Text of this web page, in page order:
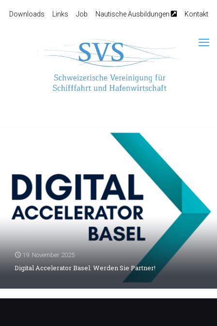
Downloads Links Job Nautische Ausbildungen Kontakt
19. November 2025
Digital Accelerator Basel: Werden Sie Partner!